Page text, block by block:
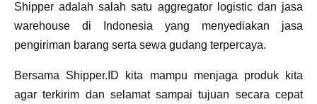
Shipper adalah salah satu aggregator logistic dan jasa
warehouse di Indonesia yang menyediakan jasa
pengiriman barang serta sewa gudang terpercaya.
Bersama Shipper.ID kita mampu menjaga produk kita
agar terkirim dan selamat sampai tujuan secara cepat